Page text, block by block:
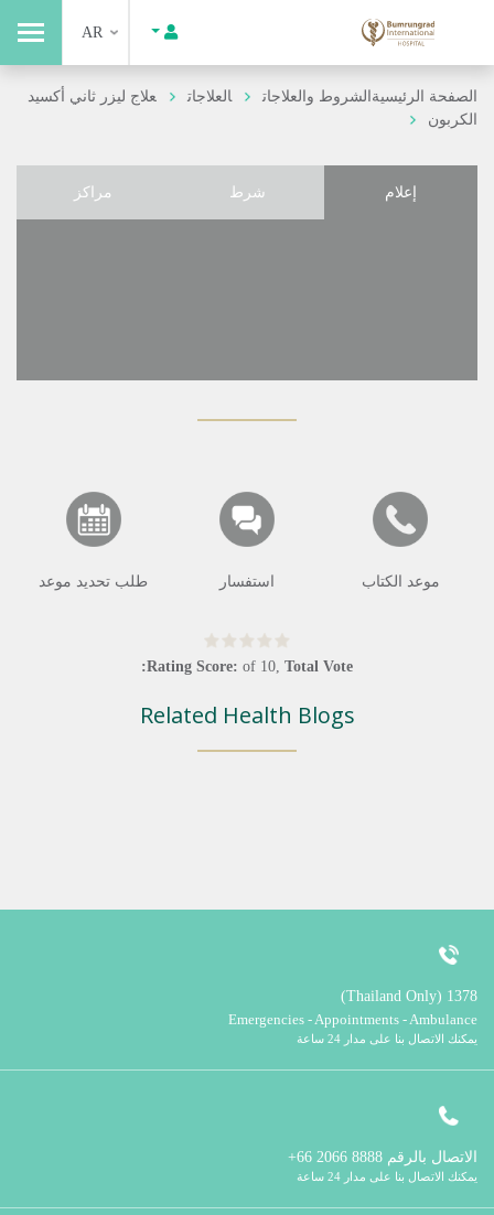
AR
الصفحة الرئيسيةالشروط والعلاجات العلاجات
علاج ليزر ثاني أكسيد
الكربون
إعلام شرط مراكز
موعد الكتاب استفسار طلب تحديد موعد
Rating Score: of 10, Total Vote:
Related Health Blogs
1378 (Thailand Only)
Emergencies - Appointments - Ambulance
يمكنك الاتصال بنا على مدار 24 ساعة
الاتصال بالرقم
يمكنك الاتصال بنا على مدار 24 ساعة